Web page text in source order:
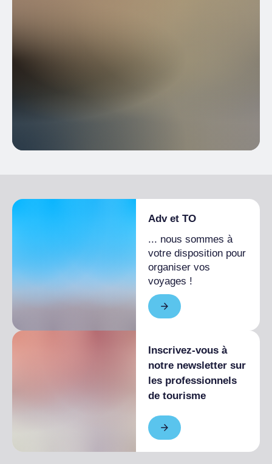
Adv et TO
... nous sommes à
votre disposition pour
organiser vos
voyages !
Inscrivez-vous à
notre newsletter sur
les professionnels
de tourisme